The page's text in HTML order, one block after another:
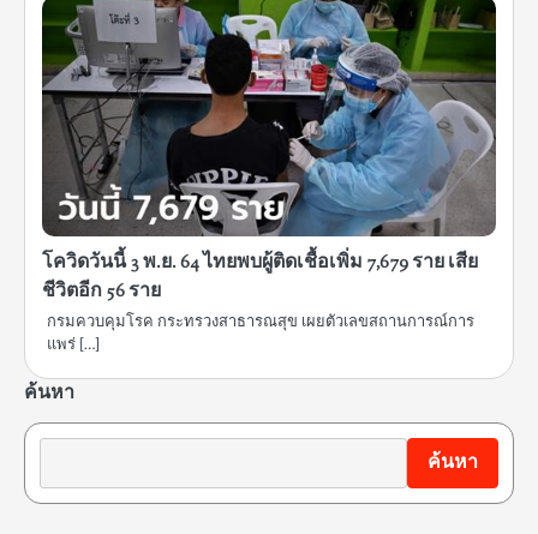
โควิดวันนี้ 3 พ.ย. 64 ไทยพบผู้ติดเชื้อเพิ่ม 7,679 ราย เสีย
ชีวิตอีก 56 ราย
กรมควบคุมโรค กระทรวงสาธารณสุข เผยตัวเลขสถานการณ์การ
แพร่ […]
ค้นหา
ค้นหา